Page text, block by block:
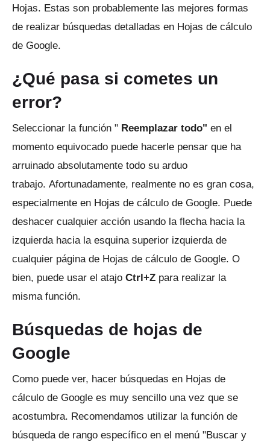
Hojas. Estas son probablemente las mejores formas
de realizar búsquedas detalladas en Hojas de cálculo
de Google.
¿Qué pasa si cometes un
error?
Seleccionar la función " Reemplazar todo" en el
momento equivocado puede hacerle pensar que ha
arruinado absolutamente todo su arduo
trabajo. Afortunadamente, realmente no es gran cosa,
especialmente en Hojas de cálculo de Google. Puede
deshacer cualquier acción usando la flecha hacia la
izquierda hacia la esquina superior izquierda de
cualquier página de Hojas de cálculo de Google. O
bien, puede usar el atajo Ctrl+Z para realizar la
misma función.
Búsquedas de hojas de
Google
Como puede ver, hacer búsquedas en Hojas de
cálculo de Google es muy sencillo una vez que se
acostumbra. Recomendamos utilizar la función de
búsqueda de rango específico en el menú "Buscar y